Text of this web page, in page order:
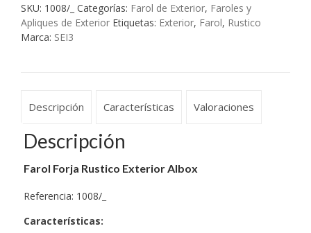
Albox
cantidad
SKU: 1008/_ Categorías: Farol de Exterior, Faroles y
Apliques de Exterior Etiquetas: Exterior, Farol, Rustico
Marca: SEI3
Descripción Características Valoraciones
Descripción
Farol Forja Rustico Exterior Albox
Referencia: 1008/_
Características: